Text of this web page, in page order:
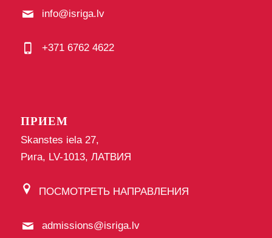
info@isriga.lv
+371 6762 4622
ПРИЕМ
Skanstes iela 27,
Рига, LV-1013, ЛАТВИЯ
ПОСМОТРЕТЬ НАПРАВЛЕНИЯ
admissions@isriga.lv